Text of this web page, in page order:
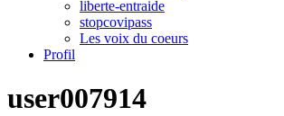
liberte-entraide
stopcovipass
Les voix du coeurs
Profil
user007914